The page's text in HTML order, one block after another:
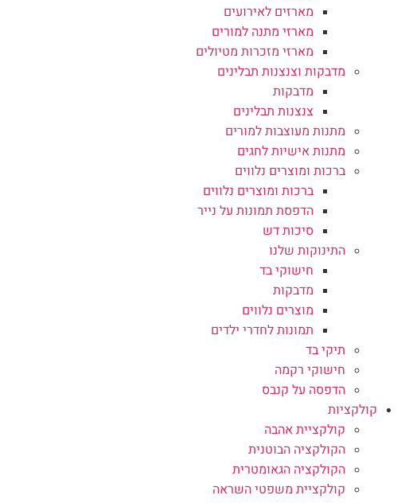
מארזים לאירועים
מארזי מתנה למורים
מארזי מזכרות מטיולים
מדבקות וצנצנות תבלינים
מדבקות
צנצנות תבלינים
מתנות מעוצבות למורים
מתנות אישיות לחגים
ברכות ומוצרים נלווים
ברכות ומוצרים נלווים
הדפסת תמונות על נייר
סיכות דש
התינוקות שלנו
חישוקי בד
מדבקות
מוצרים נלווים
תמונות לחדרי ילדים
תיקי בד
חישוקי רקמה
הדפסה על קנבס
קולקציות
קולקציית אהבה
הקולקציה הבוטנית
הקולקציה הגאומטרית
קולקציית משפטי השראה